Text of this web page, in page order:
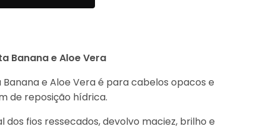
Banana e Aloe Vera
e Aloe Vera é para cabelos opacos e
de reposição hídrica.
dos fios ressecados, devolvo maciez, brilho e